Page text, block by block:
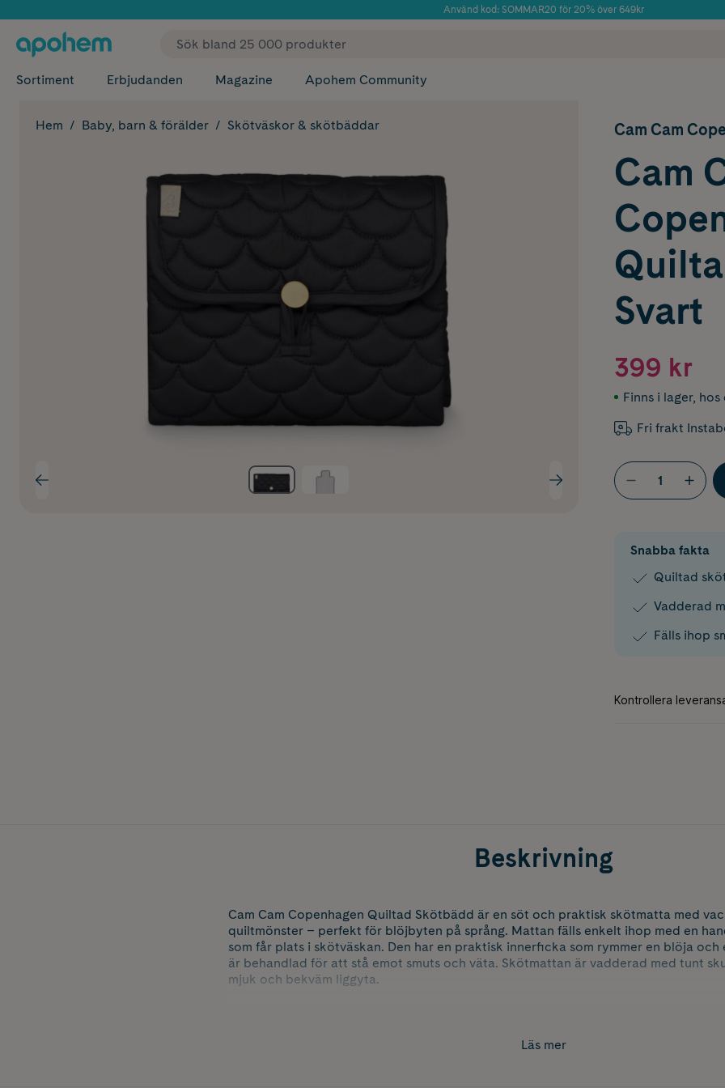
Använd kod: SOMMAR20 för 20% över 649kr
✓ Fri frakt
Sortiment Erbjudanden Magazine Apohem Community
Hem Baby, barn & förälder Skötväskor & skötbäddar Cam Cam
Cam
Svart
399 kr
Finns i lager, hos
Fri frakt
Snabba fakta
Quiltad
Vadderad
Fälls ihop
Beskrivning
Cam Cam Copenhagen Quiltad Skötbädd är en söt och praktisk skötmatta med
quiltmönster – perfekt för blöjbyten på språng. Mattan fälls enkelt ihop med en
som får plats i skötväskan. Den har en praktisk innerficka som rymmer en blöja och
är behandlad för att stå emot smuts och väta. Skötmattan är vadderad med tunt
mjuk och bekväm liggyta.
Läs mer